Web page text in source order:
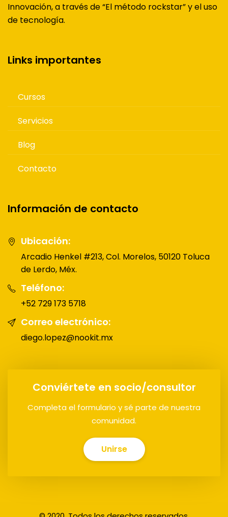
Innovación, a través de “El método rockstar” y el uso
de tecnología.
Links importantes
Cursos
Servicios
Blog
Contacto
Información de contacto
Ubicación:
Arcadio Henkel #213, Col. Morelos, 50120 Toluca
de Lerdo, Méx.
Teléfono:
+52 729 173 5718
Correo electrónico:
diego.lopez@nookit.mx
Conviértete en socio/consultor
Completa el formulario y sé parte de nuestra
comunidad.
Unirse